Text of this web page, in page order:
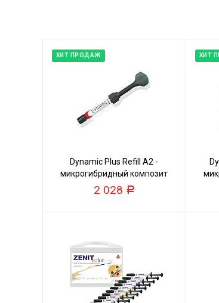
ХИТ ПРОДАЖ
Dynamic Plus Refill А2 -
микрогибридный композит
2 028 Р
ХИТ